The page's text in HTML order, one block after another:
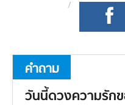
คำถาม
วันนี้ดวงความรัก